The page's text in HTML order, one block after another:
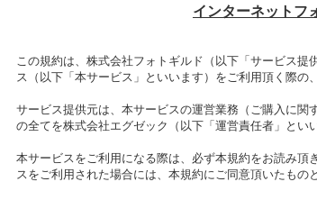
インターネットフ
この規約は、株式会社フォトギルド（以下「サービス
ス（以下「本サービス」といいます）をご利用頂く際の
サービス提供元は、本サービスの運営業務（ご購入に関
の全てを株式会社エグゼック（以下「運営責任者」とい
本サービスをご利用になる際は、必ず本規約をお読み
スをご利用された場合には、本規約にご同意頂いたもの